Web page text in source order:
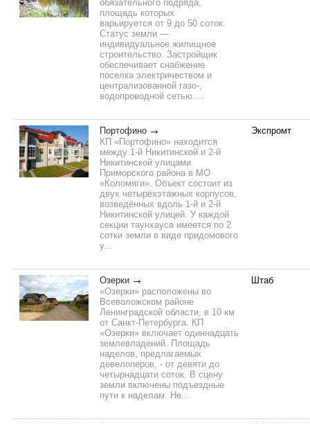
обязательного подряда,
площадь которых
варьируется от 9 до 50 соток.
Статус земли —
индивидуальное жилищное
строительство. Застройщик
обеспечивает снабжение
поселка электричеством и
централизованной газо-,
водопроводной сетью....
Портофино
КП «Портофино» находится
между 1-й Никитинской и 2-й
Никитинской улицами
Приморского района в МО
«Коломяги». Объект состоит из
двух четырёхэтажных корпусов,
возведённых вдоль 1-й и 2-й
Никитинской улицей. У каждой
секции таунхауса имеется по 2
сотки земли в виде придомового
у...
Экспромт
Озерки
«Озерки» расположены во
Всеволожском районе
Ленинградской области, в 10 км
от Санкт-Петербурга. КП
«Озерки» включает одиннадцать
землевладений. Площадь
наделов, предлагаемых
девелоперов, - от девяти до
четырнадцати соток. В сцену
земли включены подъездные
пути к наделам. Не...
Штаб